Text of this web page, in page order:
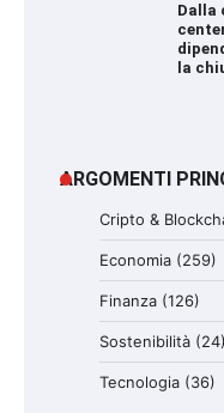
Dalla
la
ARGOMENTI
Cripto &
Economia (259)
Finanza (126)
Sostenibilità (24)
Tecnologia (36)